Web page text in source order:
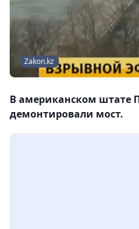
Zakon.kz
В американском штате
демонтировали мост.